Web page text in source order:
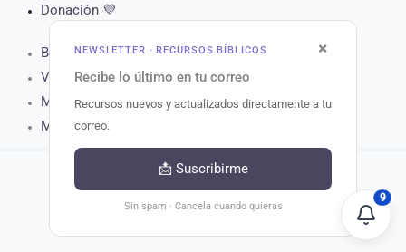
×
NEWSLETTER · RECURSOS BÍBLICOS
Recibe lo último en tu correo
Recursos nuevos y actualizados directamente a tu
correo.
📩 Suscribirme
Sin spam · Cancela cuando quieras
Donación 💜
Biblia Online
Versículo del Día
Muro de Oración
Matutina para Hoy
Copyright © 2026 Recursos Bíblicos. 9